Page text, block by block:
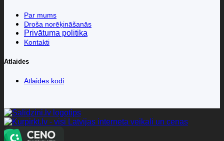
Par mums
Droša norēķināšanās
Privātuma politika
Kontakti
Atlaides
Atlaides kodi